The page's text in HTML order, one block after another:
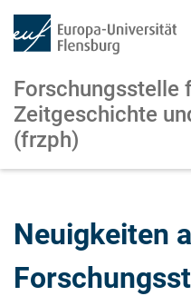
Forschungsstelle
Zeitgeschichte
(frzph)
Neuigkeiten